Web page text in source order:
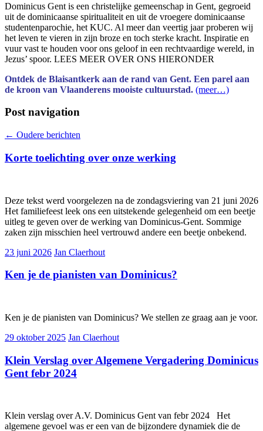
Dominicus Gent is een christelijke gemeenschap in Gent, gegroeid
uit de dominicaanse spiritualiteit en uit de vroegere dominicaanse
studentenparochie, het KUC. Al meer dan veertig jaar proberen wij
het leven te vieren in zijn broze en toch sterke kracht. Inspiratie en
vuur vast te houden voor ons geloof in een rechtvaardige wereld, in
Jezus’ spoor. LEES MEER OVER ONS HIERONDER
Ontdek de Blaisantkerk aan de rand van Gent. Een parel aan
de kroon van Vlaanderens mooiste cultuurstad. (meer…)
Post navigation
← Oudere berichten
Korte toelichting over onze werking
Deze tekst werd voorgelezen na de zondagsviering van 21 juni 2026
Het familiefeest leek ons een uitstekende gelegenheid om een beetje
uitleg te geven over de werking van Dominicus-Gent. Sommige
zaken zijn misschien heel vertrouwd andere een beetje onbekend.
23 juni 2026 Jan Claerhout
Ken je de pianisten van Dominicus?
Ken je de pianisten van Dominicus? We stellen ze graag aan je voor.
29 oktober 2025 Jan Claerhout
Klein Verslag over Algemene Vergadering Dominicus
Gent febr 2024
Klein verslag over A.V. Dominicus Gent van febr 2024 Het
algemene gevoel was er een van de bijzondere dynamiek die de